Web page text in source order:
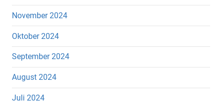
November 2024
Oktober 2024
September 2024
August 2024
Juli 2024